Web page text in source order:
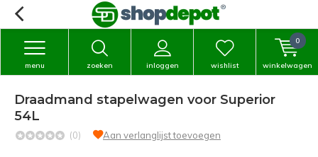
zoeken inloggen
menu wishlist winkelwagen
0
Draadmand stapelwagen voor Superior
54L
(0) Aan verlanglijst toevoegen